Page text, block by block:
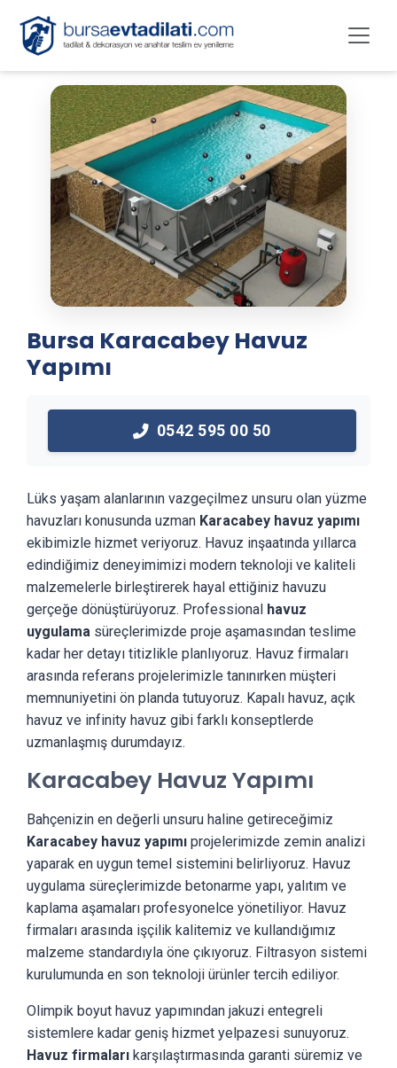
Bursa Karacabey Havuz
Yapımı
0542 595 00 50
Lüks yaşam alanlarının vazgeçilmez unsuru olan yüzme
havuzları konusunda uzman Karacabey havuz yapımı
ekibimizle hizmet veriyoruz. Havuz inşaatında yıllarca
edindiğimiz deneyimimizi modern teknoloji ve kaliteli
malzemelerle birleştirerek hayal ettiğiniz havuzu
gerçeğe dönüştürüyoruz. Professional havuz
uygulama süreçlerimizde proje aşamasından teslime
kadar her detayı titizlikle planlıyoruz. Havuz firmaları
arasında referans projelerimizle tanınırken müşteri
memnuniyetini ön planda tutuyoruz. Kapalı havuz, açık
havuz ve infinity havuz gibi farklı konseptlerde
uzmanlaşmış durumdayız.
Karacabey Havuz Yapımı
Bahçenizin en değerli unsuru haline getireceğimiz
Karacabey havuz yapımı projelerimizde zemin analizi
yaparak en uygun temel sistemini belirliyoruz. Havuz
uygulama süreçlerimizde betonarme yapı, yalıtım ve
kaplama aşamaları profesyonelce yönetiliyor. Havuz
firmaları arasında işçilik kalitemiz ve kullandığımız
malzeme standardıyla öne çıkıyoruz. Filtrasyon sistemi
kurulumunda en son teknoloji ürünler tercih ediliyor.
Olimpik boyut havuz yapımından jakuzi entegreli
sistemlere kadar geniş hizmet yelpazesi sunuyoruz.
Havuz firmaları karşılaştırmasında garanti süremiz ve